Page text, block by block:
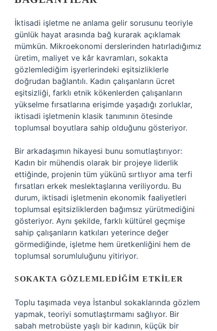
İktisadi işletme ne anlama gelir sorusunu teoriyle
günlük hayat arasında bağ kurarak açıklamak
mümkün. Mikroekonomi derslerinden hatırladığımız
üretim, maliyet ve kâr kavramları, sokakta
gözlemlediğim işyerlerindeki eşitsizliklerle
doğrudan bağlantılı. Kadın çalışanların ücret
eşitsizliği, farklı etnik kökenlerden çalışanların
yükselme fırsatlarına erişimde yaşadığı zorluklar,
iktisadi işletmenin klasik tanımının ötesinde
toplumsal boyutlara sahip olduğunu gösteriyor.
Bir arkadaşımın hikayesi bunu somutlaştırıyor:
Kadın bir mühendis olarak bir projeye liderlik
ettiğinde, projenin tüm yükünü sırtlıyor ama terfi
fırsatları erkek meslektaşlarına veriliyordu. Bu
durum, iktisadi işletmenin ekonomik faaliyetleri
toplumsal eşitsizliklerden bağımsız yürütmediğini
gösteriyor. Aynı şekilde, farklı kültürel geçmişe
sahip çalışanların katkıları yeterince değer
görmediğinde, işletme hem üretkenliğini hem de
toplumsal sorumluluğunu yitiriyor.
SOKAKTA GÖZLEMLEDIĞIM ETKILER
Toplu taşımada veya İstanbul sokaklarında gözlem
yapmak, teoriyi somutlaştırmamı sağlıyor. Bir
sabah metrobüste yaşlı bir kadının, küçük bir